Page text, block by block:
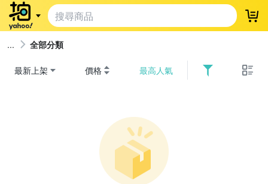
登
全部分類
最新上架 價格 最高人氣